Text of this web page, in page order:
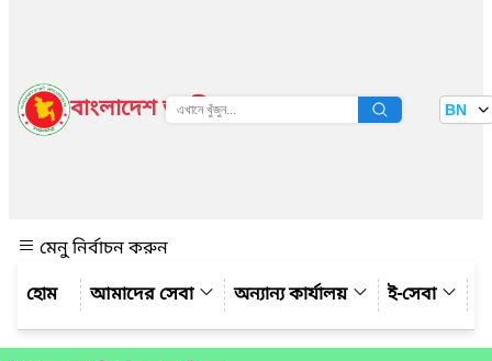
বাংলাদেশ জাতীয় তথ্য বাতায়ন BN
মেনু নির্বাচন করুন
আমাদের সেবা
অন্যান্য কার্যালয় ই-সেবা